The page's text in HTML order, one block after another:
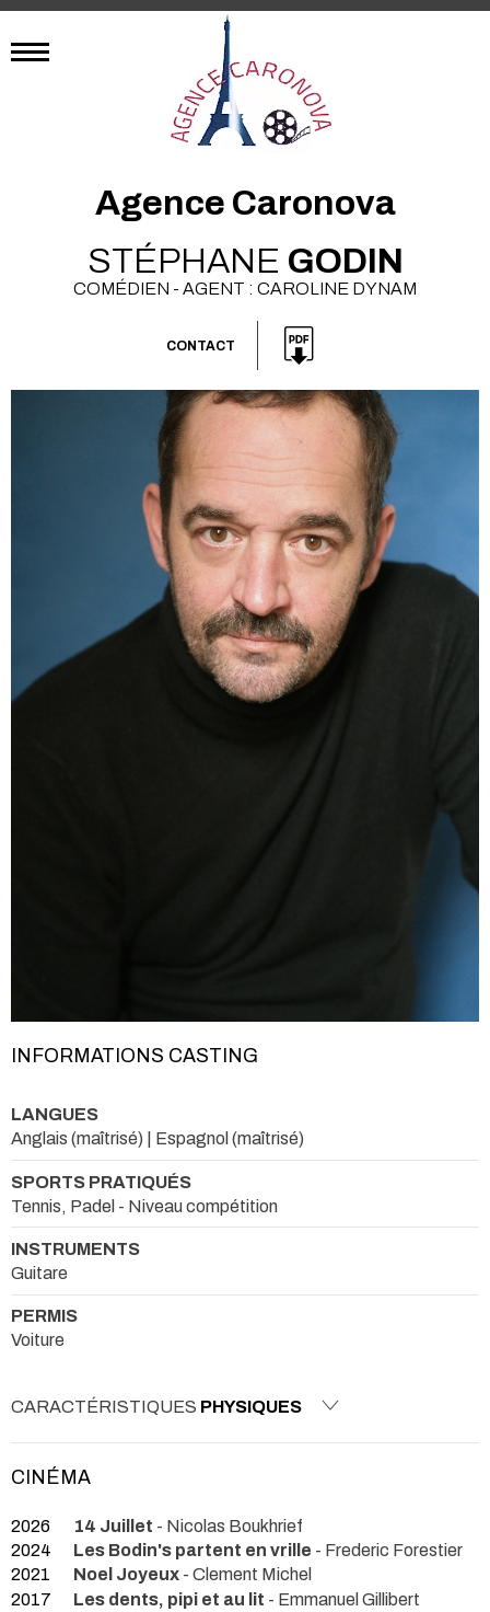
Agence Caronova
STÉPHANE GODIN
COMÉDIEN - AGENT : CAROLINE DYNAM
CONTACT
INFORMATIONS CASTING
LANGUES
Anglais (maîtrisé) | Espagnol (maîtrisé)
SPORTS PRATIQUÉS
Tennis, Padel - Niveau compétition
INSTRUMENTS
Guitare
PERMIS
Voiture
CARACTÉRISTIQUES PHYSIQUES
CINÉMA
2026 14 Juillet - Nicolas Boukhrief
2024
Les Bodin's partent en vrille - Frederic Forestier
2021
Noel Joyeux - Clement Michel
2017
Les dents, pipi et au lit - Emmanuel Gillibert